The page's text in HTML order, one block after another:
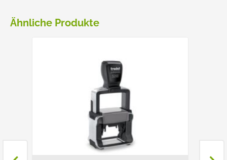
Ähnliche Produkte